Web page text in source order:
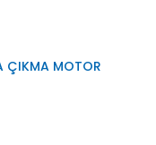
ÇIKMA MOTOR